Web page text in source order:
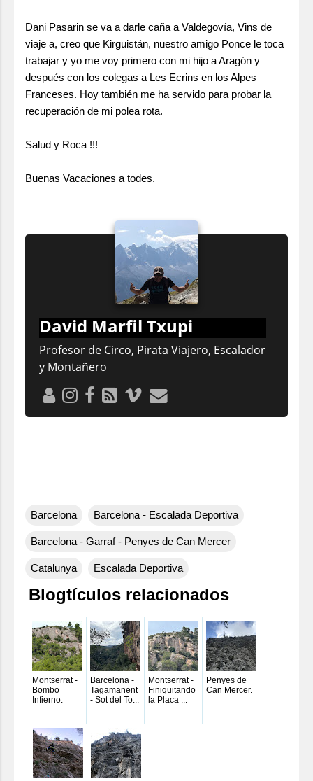
Dani Pasarin se va a darle caña a Valdegovía, Vins de
viaje a, creo que Kirguistán, nuestro amigo Ponce le toca
trabajar y yo me voy primero con mi hijo a Aragón y
después con los colegas a Les Ecrins en los Alpes
Franceses. Hoy también me ha servido para probar la
recuperación de mi polea rota.
Salud y Roca !!!
Buenas Vacaciones a todes.
David Marfil Txupi
Profesor de Circo, Pirata Viajero, Escalador
y Montañero
Barcelona Barcelona - Escalada Deportiva
Barcelona - Garraf - Penyes de Can Mercer
Catalunya Escalada Deportiva
Blogtículos relacionados
Montserrat -
Bombo
Infierno.
Barcelona -
Tagamanent
- Sot del To...
Montserrat -
Finiquitando
la Placa ...
Penyes de
Can Mercer.